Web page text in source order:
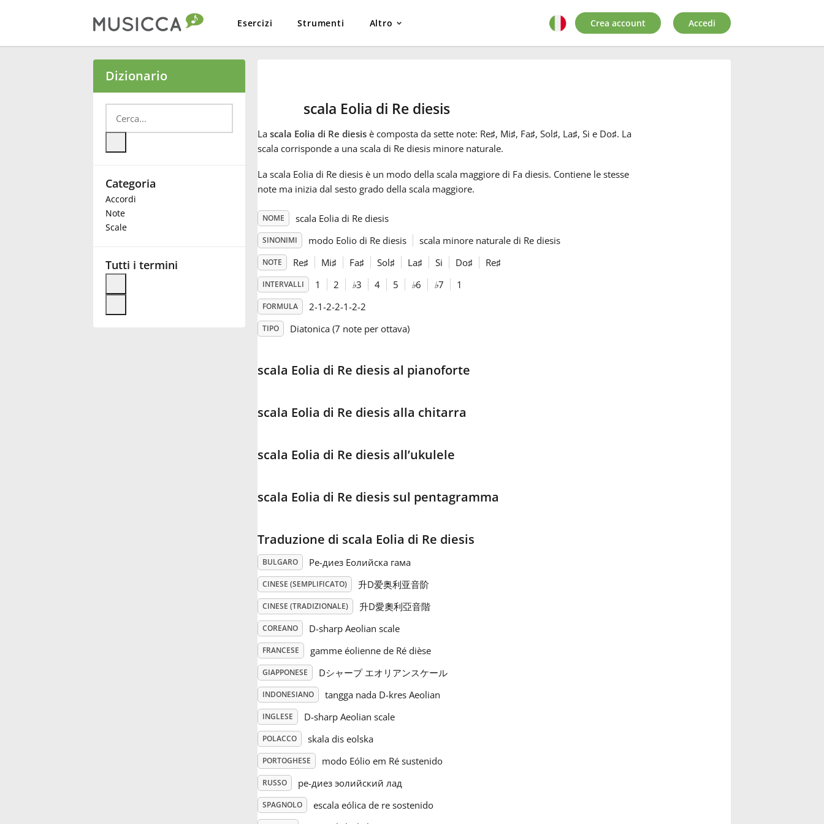
Esercizi Strumenti Altro
Български
Deutsch
Español
Français
Crea account Accedi
Dizionario
Categoria
Accordi
Note
Scale
Tutti i termini
scala Eolia di Re diesis
La scala Eolia di Re diesisè composta da sette note: Re♯, Mi♯, Fa♯, Sol♯, La♯, Si e Do♯. La
scala corrisponde a una scala di Re diesis minore naturale.
La scala Eolia di Re diesis è un modo della scala maggiore di Fa diesis. Contiene le stesse
note ma inizia dal sesto grado della scala maggiore.
NOME scala Eolia di Re diesis
SINONIMI modo Eolio di Re diesis scala minore naturale di Re diesis
NOTE Re♯ Mi♯ Fa♯ Sol♯ La♯ Si Do♯ Re♯
INTERVALLI 1 2 ♭3 4 5 ♭6 ♭7 1
FORMULA 2-1-2-2-1-2-2
TIPO Diatonica (7 note per ottava)
scala Eolia di Re diesis al pianoforte
scala Eolia di Re diesis alla chitarra
scala Eolia di Re diesis all’ukulele
scala Eolia di Re diesis sul pentagramma
Traduzione di scala Eolia di Re diesis
BULGARO Ре-диез Еолийска гама
CINESE (SEMPLIFICATO) 升D爱奥利亚音阶
CINESE (TRADIZIONALE) 升D愛奧利亞音階
COREANO D-sharp Aeolian scale
FRANCESE gamme éolienne de Ré dièse
GIAPPONESE Dシャープ エオリアンスケール
INDONESIANO tangga nada D-kres Aeolian
INGLESE D-sharp Aeolian scale
POLACCO skala dis eolska
PORTOGHESE modo Eólio em Ré sustenido
RUSSO ре-диез эолийский лад
SPAGNOLO escala eólica de re sostenido